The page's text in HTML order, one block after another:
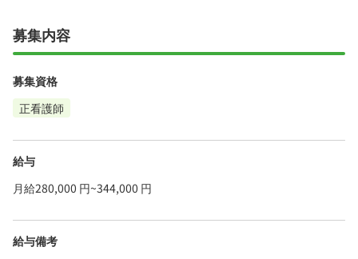
募集内容
募集資格
正看護師
給与
月給280,000 円~344,000 円
給与備考